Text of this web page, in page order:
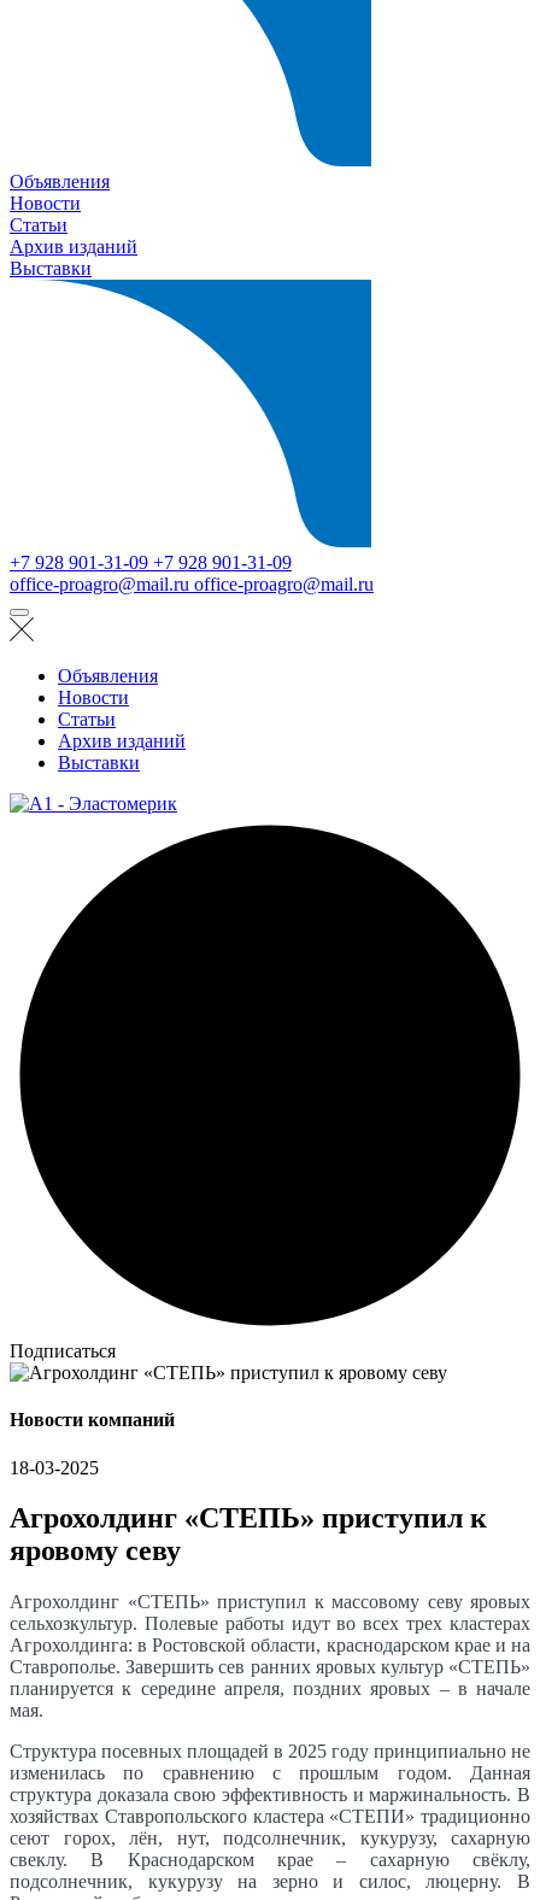
Объявления
Новости
Статьи
Архив изданий
Выставки
+7 928 901-31-09 +7 928 901-31-09
office-proagro@mail.ru office-proagro@mail.ru
Объявления
Новости
Статьи
Архив изданий
Выставки
Подписаться
Новости компаний
18-03-2025
Агрохолдинг «СТЕПЬ» приступил к
яровому севу
Агрохолдинг «СТЕПЬ» приступил к массовому севу яровых
сельхозкультур. Полевые работы идут во всех трех кластерах
Агрохолдинга: в Ростовской области, краснодарском крае и на
Ставрополье. Завершить сев ранних яровых культур «СТЕПЬ»
планируется к середине апреля, поздних яровых – в начале
мая.
Структура посевных площадей в 2025 году принципиально не
изменилась по сравнению с прошлым годом. Данная
структура доказала свою эффективность и маржинальность. В
хозяйствах Ставропольского кластера «СТЕПИ» традиционно
сеют горох, лён, нут, подсолнечник, кукурузу, сахарную
свеклу. В Краснодарском крае – сахарную свёклу,
подсолнечник, кукурузу на зерно и силос, люцерну. В